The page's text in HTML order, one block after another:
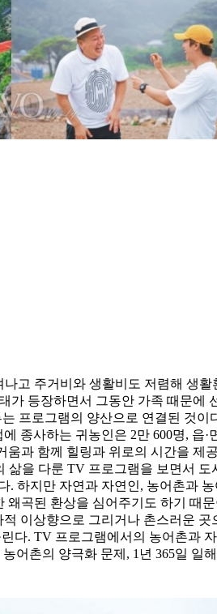
고 주거비와 생활비도 저렴해 생
등장하면서 그동안 가족 때문에
로그램의 양산으로 연결된 것이
종사하는 귀농인은 2만 600명,
과 함께 힐링과 위로의 시간을
을 다룬 TV 프로그램을 보면서
하지만 자연과 자연인, 농어촌과
곡된 환상을 심어주기도 하기 때
이상향으로 그리거나 촌스러운
. TV 프로그램에서의 농어촌과
촌의 양극화 문제, 1년 365일 일